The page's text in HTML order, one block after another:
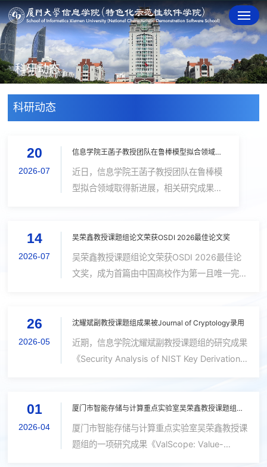
科研动态
科研动态
20
2026-07
信息学院王菡子教授团队在鲁棒模型拟合领域取得新进展
近日，信息学院王菡子教授团队在鲁棒模
型拟合领域取得新进展，相关研究成果以
Preference Filtering and Consensus
Smoothing”为题发表在国际顶级期刊
IEEE Transactions on Pattern Analysis
计模型参数，是计算机视觉中的基础性问
方法在该领域取得一定进展，...
14
2026-07
​吴荣鑫教授课题组论文荣获OSDI 2026最佳论文奖
吴荣鑫教授课题组论文荣获OSDI 2026最佳论
文奖，成为首篇由中国高校作为第一且唯一完成
26
2026-05
沈耀斌副教授课题组成果被Journal of Cryptology录用
近期，信息学院沈耀斌副教授课题组的研究成果
《Security Analysis of NIST Key Derivation
（JoC）录用。JoC 是国际密码学会主办的密
码学领域顶尖学术期刊，刊发标准严格，重点收
录能够显著推动密码学研究进展、具有重要学术
01
2026-04
厦门市智能存储与计算重点实验室吴荣鑫教授课题组的研究成果被OSDI 2026录用
厦门市智能存储与计算重点实验室吴荣鑫教授课
题组的一项研究成果《ValScope: Value-